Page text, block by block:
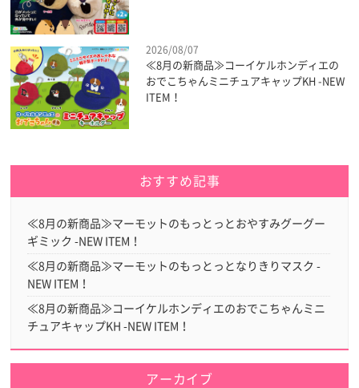
2026/08/07
≪8月の新商品≫コーイケルホンディエの
おでこちゃんミニチュアキャップKH -NEW
ITEM！
おすすめ記事
≪8月の新商品≫マーモットのもっとっとおやすみグーグー
ギミック -NEW ITEM！
≪8月の新商品≫マーモットのもっとっとなりきりマスク -
NEW ITEM！
≪8月の新商品≫コーイケルホンディエのおでこちゃんミニ
チュアキャップKH -NEW ITEM！
アーカイブ